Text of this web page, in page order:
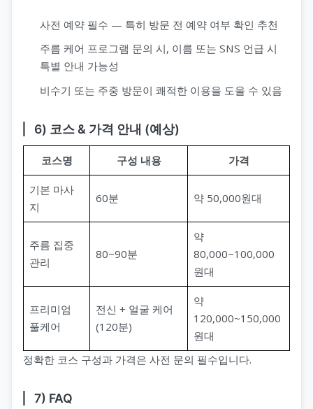
사전 예약 필수 — 특히 방문 전 예약 여부 확인 추천
주름 케어 프로그램 문의 시, 이름 또는 SNS 언급 시
특별 안내 가능성
비수기 또는 주중 방문이 쾌적한 이용을 도울 수 있음
6) 코스 & 가격 안내 (예상)
코스명 구성 내용 가격
기본 마사
지
60분 약 50,000원대
주름 집중
관리
80~90분
약
80,000~100,000
원대
프리미엄
풀케어
전신 + 얼굴 케어
(120분)
약
120,000~150,000
원대
정확한 코스 구성과 가격은 사전 문의 필수입니다.
7) FAQ